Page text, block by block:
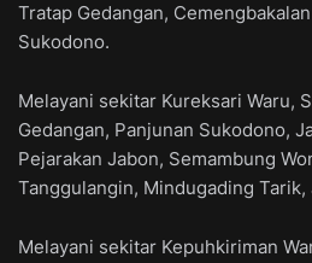
Tratap Gedangan,
Sukodono.
Melayani sekitar Kureksari Waru,
Gedangan, Panjunan Sukodono,
Pejarakan Jabon, Semambung
Tanggulangin, Mindugading
Melayani sekitar Kepuhkiriman